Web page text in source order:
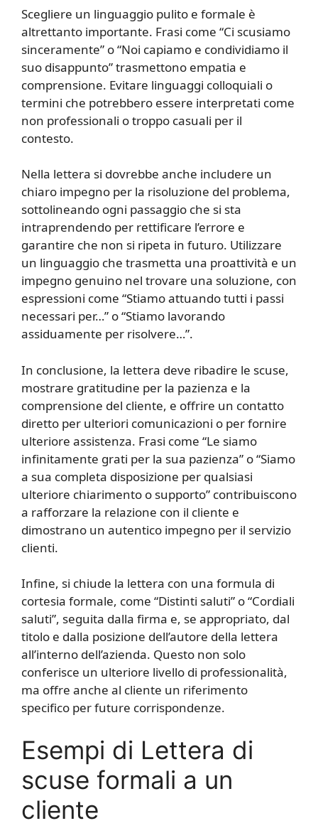
Scegliere un linguaggio pulito e formale è
altrettanto importante. Frasi come “Ci scusiamo
sinceramente” o “Noi capiamo e condividiamo il
suo disappunto” trasmettono empatia e
comprensione. Evitare linguaggi colloquiali o
termini che potrebbero essere interpretati come
non professionali o troppo casuali per il
contesto.
Nella lettera si dovrebbe anche includere un
chiaro impegno per la risoluzione del problema,
sottolineando ogni passaggio che si sta
intraprendendo per rettificare l’errore e
garantire che non si ripeta in futuro. Utilizzare
un linguaggio che trasmetta una proattività e un
impegno genuino nel trovare una soluzione, con
espressioni come “Stiamo attuando tutti i passi
necessari per…” o “Stiamo lavorando
assiduamente per risolvere…”.
In conclusione, la lettera deve ribadire le scuse,
mostrare gratitudine per la pazienza e la
comprensione del cliente, e offrire un contatto
diretto per ulteriori comunicazioni o per fornire
ulteriore assistenza. Frasi come “Le siamo
infinitamente grati per la sua pazienza” o “Siamo
a sua completa disposizione per qualsiasi
ulteriore chiarimento o supporto” contribuiscono
a rafforzare la relazione con il cliente e
dimostrano un autentico impegno per il servizio
clienti.
Infine, si chiude la lettera con una formula di
cortesia formale, come “Distinti saluti” o “Cordiali
saluti”, seguita dalla firma e, se appropriato, dal
titolo e dalla posizione dell’autore della lettera
all’interno dell’azienda. Questo non solo
conferisce un ulteriore livello di professionalità,
ma offre anche al cliente un riferimento
specifico per future corrispondenze.
Esempi di Lettera di
scuse formali a un
cliente